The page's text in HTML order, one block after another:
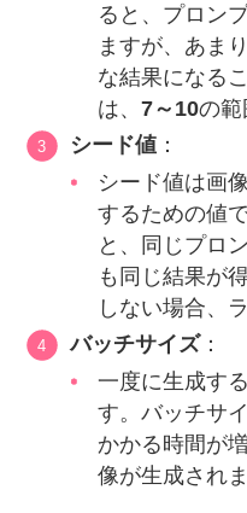
ると、プロン
ますが、あま
な結果になる
は、 7～10の範
シード値 ：
シード値は画
するための値
と、同じプロ
も同じ結果が
しない場合、
バッチサイズ：
一度に生成す
す。バッチサ
かかる時間が
像が生成されま